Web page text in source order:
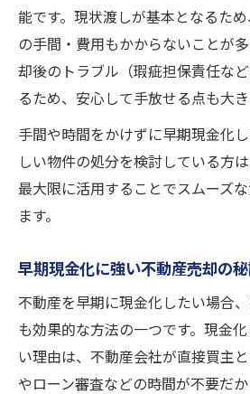
手間を省く不動産売却の
買取による不動産売却の
法
老朽化物件でも安心できる売
老朽化物件の不動産売却
不動産売却で老朽化物件
老朽化物件の不動産売却
老朽化物件の不動産売却
相続や空き家の処分に役立つ
不動産売却で相続や空き
空き家の不動産売却を活
能です。現状渡しが基本となるた
の手間・費用もかからないことが
却後のトラブル（瑕疵担保責任な
るため、安心して手放せる点も大き
手間や時間をかけずに早期現金化
しい物件の処分を検討している方
最大限に活用することでスムーズ
ます。
早期現金化に強い不動産売却の
不動産を早期に現金化したい場合
も効果的な方法の一つです。現金
い理由は、不動産会社が直接買主
やローン審査などの時間が不要だか